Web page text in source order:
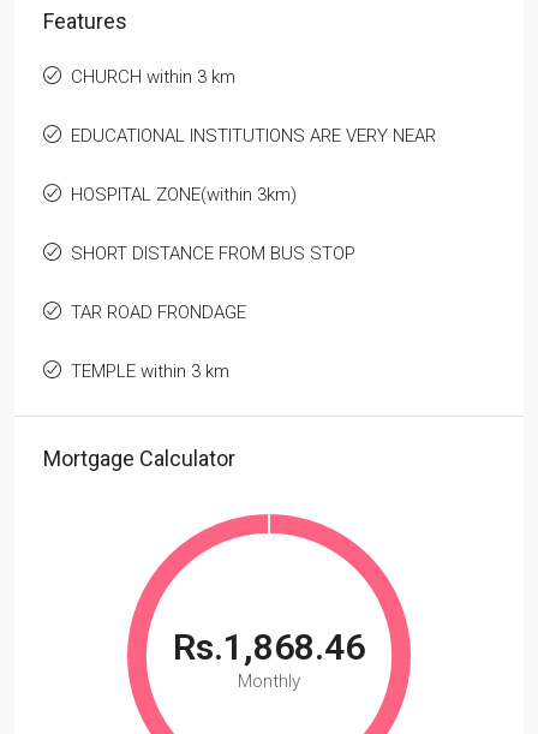
Features
CHURCH within 3 km
EDUCATIONAL INSTITUTIONS ARE VERY NEAR
HOSPITAL ZONE(within 3km)
SHORT DISTANCE FROM BUS STOP
TAR ROAD FRONDAGE
TEMPLE within 3 km
Mortgage Calculator
Rs.1,868.46
Monthly